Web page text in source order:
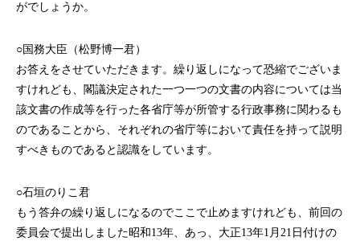
がでしょうか。
○国務大臣（松野博一君）
お答えをさせていただきます。繰り返しになって恐縮でございま
すけれども、閣議決定された一つ一つの文書の内容については当
該文書の作成等を行った各省庁等が所管する行政事務に関わるも
のであることから、それぞれの省庁等において責任を持って説明
すべきものであると認識をしています。
○石垣のりこ君
もう答弁の繰り返しになるのでここで止めますけれども、前回の
委員会で提出しました昭和13年、あっ、大正13年1月21日付けの